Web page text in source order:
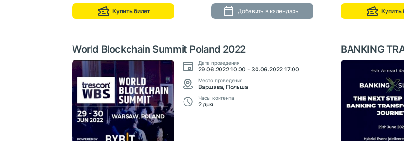
Купить билет Добавить в календарь Купить
World Blockchain Summit Poland 2022
Дата проведения
29.06.2022 10:00 - 30.06.2022 17:00
Место проведения
Варшава, Польша
Часы контента
2 дня
BANKING